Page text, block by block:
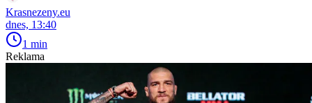
Krasnezeny.eu
dnes, 13:40
1 min
Reklama